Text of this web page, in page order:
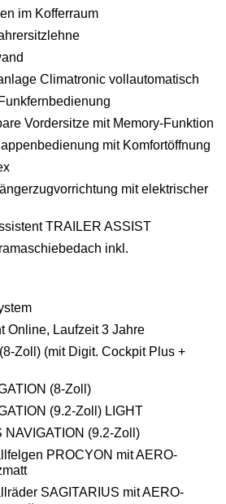
im Kofferraum
Climatronic vollautomatisch
Vordersitze mit Memory-Funktion
mit Komfortöffnung
mit elektrischer
TRAILER ASSIST
inkl.
Online, Laufzeit 3 Jahre
Zoll) (mit Digit. Cockpit Plus +
(8-Zoll)
(9.2-Zoll) LIGHT
NAVIGATION (9.2-Zoll)
PROCYON mit AERO-
SAGITARIUS mit AERO-